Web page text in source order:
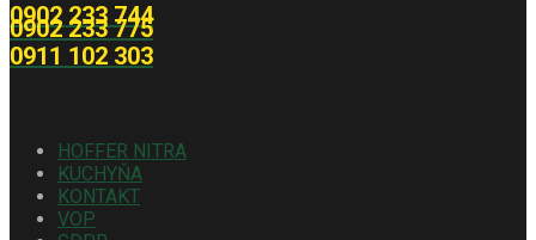
0902 233 744
0902 233 775
0911 102 303
HOFFER NITRA
KUCHYŇA
KONTAKT
VOP